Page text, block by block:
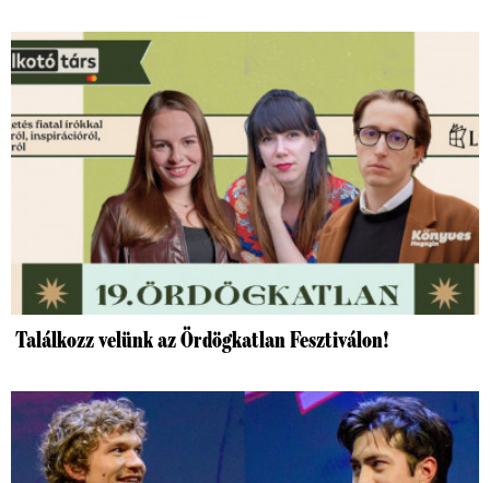
Találkozz velünk az Ördögkatlan Fesztiválon!